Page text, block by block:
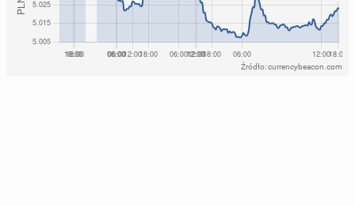
Źródło: currencybeacon.com